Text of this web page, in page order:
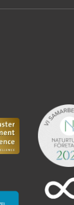
a new
in